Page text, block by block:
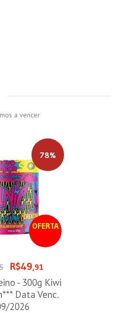
a vencer
OFERTA
78%
R$49,91
- 300g Kiwi
Data Venc.
2026